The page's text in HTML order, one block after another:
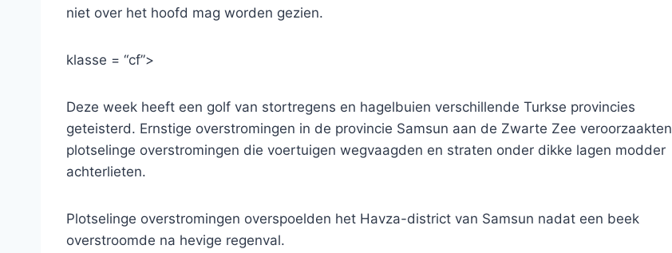
niet over het hoofd mag worden gezien.
klasse = “cf”>
Deze week heeft een golf van stortregens en hagelbuien verschillende Turkse provincies
geteisterd. Ernstige overstromingen in de provincie Samsun aan de Zwarte Zee veroorzaakten
plotselinge overstromingen die voertuigen wegvaagden en straten onder dikke lagen modder
achterlieten.
Plotselinge overstromingen overspoelden het Havza-district van Samsun nadat een beek
overstroomde na hevige regenval.